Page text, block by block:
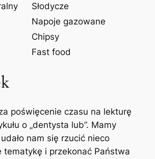
Słodycze
Napoje gazowane
Chipsy
Fast food
poświęcenie czasu na lekturę
o „dentysta lub”. Mamy
nam się rzucić nieco
tematykę i przekonać Państwa